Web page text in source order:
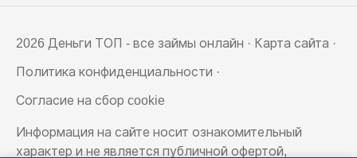
2026 Деньги ТОП - все займы онлайн · Карта сайта ·
Политика конфиденциальности ·
Согласие на сбор cookie
Информация на сайте носит ознакомительный
характер и не является публичной офертой,